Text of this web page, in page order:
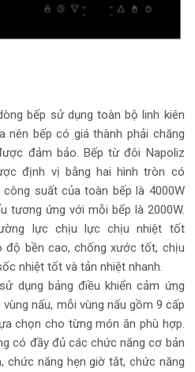
bếp sử dụng toàn bộ linh kiên
nên bếp có giá thành phải chăng
đảm bảo. Bếp từ đôi Napoliz
định vị bằng hai hình tròn có
suất của toàn bếp là 4000W
tương ứng với mỗi bếp là 2000W.
lực chịu lực chịu nhiệt tốt
độ bền cao, chống xước tốt, chịu
nhiệt tốt và tản nhiệt nhanh.
dụng bảng điều khiển cảm ứng
nấu, mỗi vùng nấu gồm 9 cấp
chọn cho từng món ăn phù hợp.
có đầy đủ các chức năng cơ bản
chức năng hẹn giờ tắt, chức năng